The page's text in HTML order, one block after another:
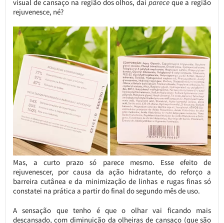
visual de cansaço na região dos olhos, daíparece que a região
rejuvenesce, né?
Mas, a curto prazo só parece mesmo. Esse efeito de
rejuvenescer, por causa da ação hidratante, do reforço a
barreira cutânea e da minimização de linhas e rugas finas só
constatei na prática a partir do final do segundo mês de uso.
A sensação que tenho é que o olhar vai ficando mais
descansado, com diminuição da olheiras de cansaço (que são